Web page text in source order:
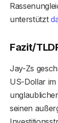
unterstützt
Fazit/
Jay-Zs
US-Dollar
seinen